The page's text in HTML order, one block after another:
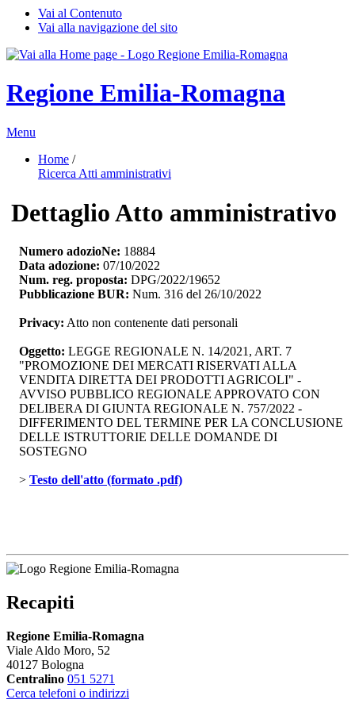
Vai al Contenuto
Vai alla navigazione del sito
Regione Emilia-Romagna
Menu
Home /
Ricerca Atti amministrativi
Dettaglio Atto amministrativo
Numero adozioNe: 18884
Data adozione: 07/10/2022
Num. reg. proposta: DPG/2022/19652
Pubblicazione BUR: Num. 316 del 26/10/2022
Privacy: Atto non contenente dati personali
Oggetto: LEGGE REGIONALE N. 14/2021, ART. 7
"PROMOZIONE DEI MERCATI RISERVATI ALLA
VENDITA DIRETTA DEI PRODOTTI AGRICOLI" -
AVVISO PUBBLICO REGIONALE APPROVATO CON
DELIBERA DI GIUNTA REGIONALE N. 757/2022 -
DIFFERIMENTO DEL TERMINE PER LA CONCLUSIONE
DELLE ISTRUTTORIE DELLE DOMANDE DI
SOSTEGNO
> Testo dell'atto (formato .pdf)
Recapiti
Regione Emilia-Romagna
Viale Aldo Moro, 52
40127 Bologna
Centralino 051 5271
Cerca telefoni o indirizzi